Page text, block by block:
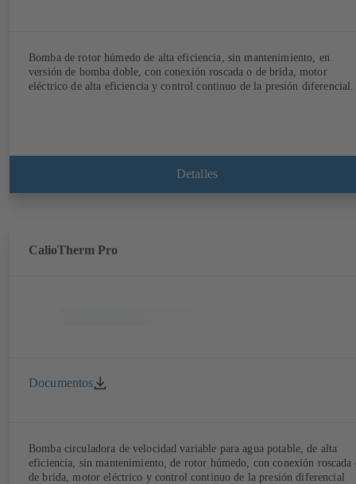
Bomba de rotor húmedo de alta eficiencia, sin mantenimiento, en
versión de bomba doble, con conexión roscada o de brida, motor
eléctrico de alta eficiencia y control continuo de la presión diferencial.
Detalles
CalioTherm Pro
Documentos
Bomba circuladora de velocidad variable para agua potable, de alta
eficiencia, sin mantenimiento, de rotor húmedo, con conexión roscada
de brida, motor eléctrico y control continuo de la presión diferencial